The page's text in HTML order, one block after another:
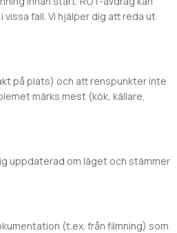
fall. Vi hjälper dig att reda ut
på plats) och att renspunkter inte
märks mest (kök, källare,
uppdaterad om läget och stämmer
(t.ex. från filmning) som